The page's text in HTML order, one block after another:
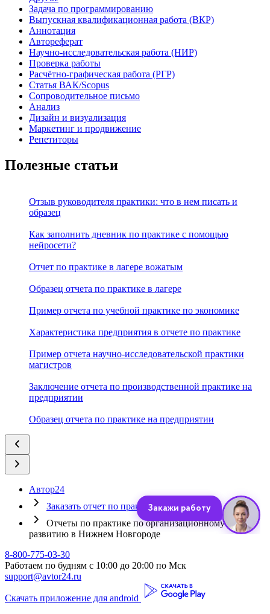
Задача по программированию
Выпускная квалификационная работа (ВКР)
Аннотация
Автореферат
Научно-исследовательская работа (НИР)
Проверка работы
Расчётно-графическая работа (РГР)
Статья ВАК/Scopus
Сопроводительное письмо
Анализ
Дизайн и визуализация
Маркетинг и продвижение
Репетиторы
Полезные статьи
Отзыв руководителя практики: что в нем писать и
образец
Как заполнить дневник по практике с помощью
нейросети?
Отчет по практике в лагере вожатым
Образец отчета по практике в лагере
Пример отчета по учебной практике по экономике
Характеристика предприятия в отчете по практике
Пример отчета научно-исследовательской практики
магистров
Заключение отчета по производственной практике на
предприятии
Образец отчета по практике на предприятии
Автор24
Заказать отчет по практике
Отчеты по практике по организационному
развитию в Нижнем Новгороде
8-800-775-03-30
Работаем по будням с 10:00 до 20:00 по Мск
support@avtor24.ru
Скачать приложение для android